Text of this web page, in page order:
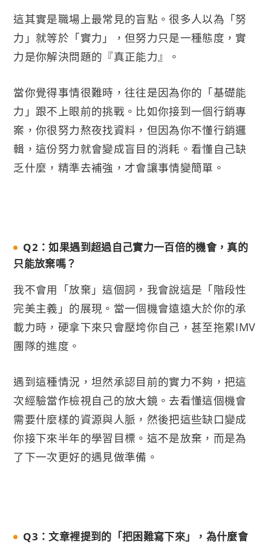
這其實是職場上最常見的盲點。很多人以為「努
力」就等於「實力」，但努力只是一種態度，實
力是你解決問題的『真正能力』。
當你覺得事情很難時，往往是因為你的「基礎能
力」跟不上眼前的挑戰。比如你接到一個行銷專
案，你很努力熬夜找資料，但因為你不懂行銷邏
輯，這份努力就會變成盲目的消耗。看懂自己缺
乏什麼，精準去補強，才會讓事情變簡單。
Q2：如果遇到超過自己實力一百倍的機會，真的
只能放棄嗎？
我不會用「放棄」這個詞，我會說這是「階段性
完美主義」的展現。當一個機會遠遠大於你的承
載力時，硬拿下來只會壓垮你自己，甚至拖累IMV
團隊的進度。
遇到這種情況，坦然承認目前的實力不夠，把這
次經驗當作檢視自己的放大鏡。去看懂這個機會
需要什麼樣的資源與人脈，然後把這些缺口變成
你接下來半年的學習目標。這不是放棄，而是為
了下一次更好的遇見做準備。
Q3：文章裡提到的「把困難寫下來」，為什麼會